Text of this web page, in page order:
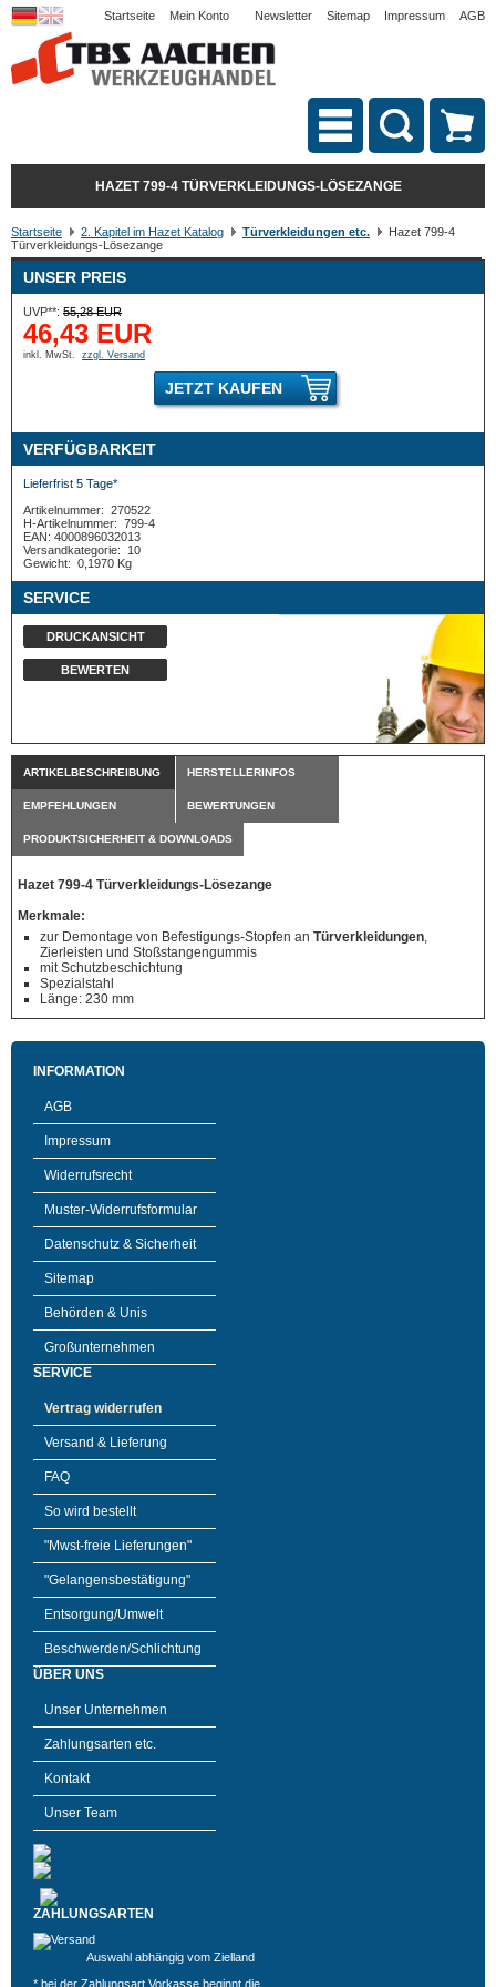
Startseite Mein Konto Newsletter Sitemap Impressum AGB
HAZET 799-4 TÜRVERKLEIDUNGS-LÖSEZANGE
Startseite 2. Kapitel im Hazet Katalog Türverkleidungen etc.
Hazet 799-4
Türverkleidungs-Lösezange
UNSER PREIS
UVP**: 55,28 EUR
46,43 EUR
inkl. MwSt. zzgl. Versand
JETZT KAUFEN
VERFÜGBARKEIT
Lieferfrist 5 Tage*
Artikelnummer: 270522
H-Artikelnummer: 799-4
EAN: 4000896032013
Versandkategorie:
10
Gewicht: 0,1970 Kg
SERVICE
DRUCKANSICHT
BEWERTEN
ARTIKELBESCHREIBUNG HERSTELLERINFOS
EMPFEHLUNGEN BEWERTUNGEN
PRODUKTSICHERHEIT & DOWNLOADS
Hazet 799-4 Türverkleidungs-Lösezange
Merkmale:
zur Demontage von Befestigungs-Stopfen an Türverkleidungen,
Zierleisten und Stoßstangengummis
mit Schutzbeschichtung
Spezialstahl
Länge: 230 mm
INFORMATION
AGB
Impressum
Widerrufsrecht
Muster-Widerrufsformular
Datenschutz & Sicherheit
Sitemap
Behörden & Unis
Großunternehmen
SERVICE
Vertrag widerrufen
Versand & Lieferung
FAQ
So wird bestellt
"Mwst-freie Lieferungen"
"Gelangensbestätigung"
Entsorgung/Umwelt
Beschwerden/Schlichtung
ÜBER UNS
Unser Unternehmen
Zahlungsarten etc.
Kontakt
Unser Team
ZAHLUNGSARTEN
Auswahl abhängig vom Zielland
* bei der Zahlungsart Vorkasse beginnt die